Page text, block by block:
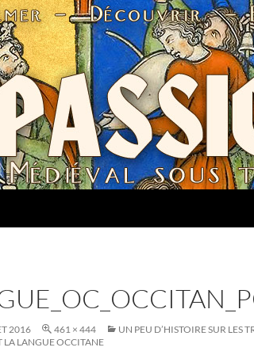
2016 461 × 444
UN PEU D’HISTOIRE SUR LES
LA LANGUE OCCITANE